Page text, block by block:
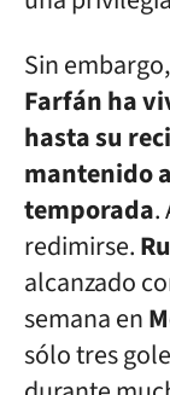
Sin embargo,
Farfán ha
hasta su
mantenido
temporada.
redimirse.
alcanzado
semana en
sólo tres